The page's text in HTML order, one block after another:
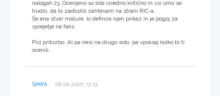
nalogah 23. Ocenjeno so bile izredno kritično in vsi smo se
trudili, da bi zadostili zahtevam na strani RIC-a.
Še ena stvar mature, ki definira njen prikaz in je pogoj za
sprejetje na faks.
Pisi pritozbo. Al pa nesi na drugo solo, pa vprasaj kolko bi ti
ocenili...
SIMPA 08.06.2007, 12:13